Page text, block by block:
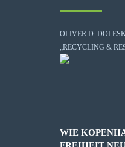
OLIVER D.
„RECYCLING &
WIE